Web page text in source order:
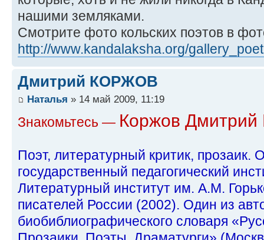
нашими земляками.
Смотрите фото кольских поэтов в
http://www.kandalaksha.org/
Дмитрий КОРЖОВ
Наталья » 14 май 2009, 11:19
Знакомьтесь — Коржов Дмитрий
Поэт, литературный критик, прозаик.
государственный педагогический
Литературный институт им. А.М.
писателей России (2002). Один из
биобиблиографического словаря